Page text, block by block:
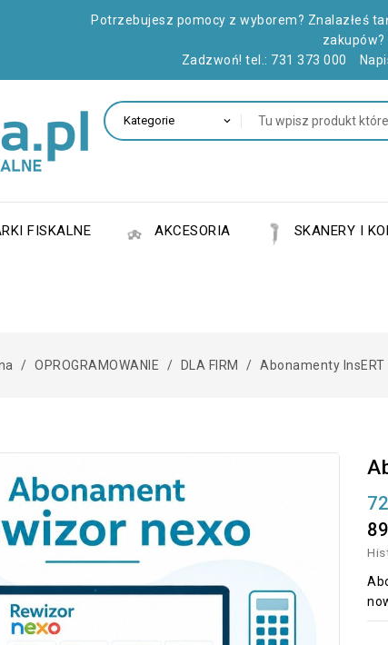
Potrzebujesz pomocy z wyborem? Znalazłeś
zakupów?
Zadzwoń! tel.: 731 373 000
FISKALNE AKCESORIA SKANERY I
OPROGRAMOWANIE DLA FIRM Abonamenty InsERT